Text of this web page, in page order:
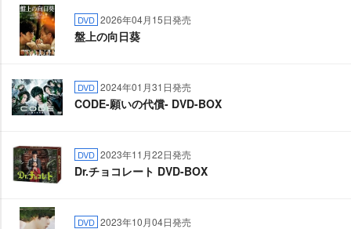
DVD 2026年04月15日発売
盤上の向日葵
DVD 2024年01月31日発売
CODE-願いの代償- DVD-BOX
DVD 2023年11月22日発売
Dr.チョコレート DVD-BOX
DVD 2023年10月04日発売